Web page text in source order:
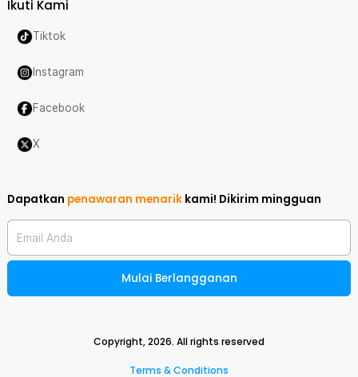
Ikuti Kami
Tiktok
Instagram
Facebook
X
Dapatkan penawaran menarik kami! Dikirim mingguan
Email Anda
Mulai Berlangganan
Copyright,2026. All rights reserved
Terms & Conditions